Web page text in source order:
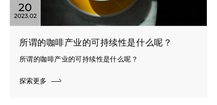
20
2023.02
所谓的咖啡产业的可持续性是什么呢？
所谓的咖啡产业的可持续性是什么呢？
探索更多